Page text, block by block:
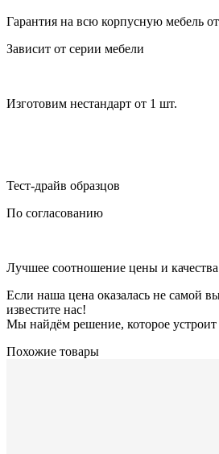
Гарантия на всю корпусную мебель
Зависит от серии мебели
Изготовим нестандарт от 1 шт.
Тест-драйв образцов
По согласованию
Лучшее соотношение цены и
Если наша цена оказалась не самой
известите нас!
Мы найдём решение, которое
Похожие товары